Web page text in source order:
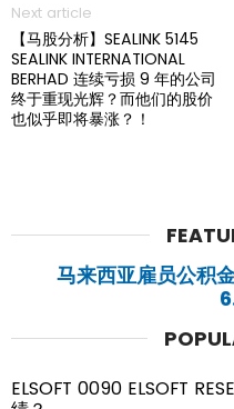
Next article
【马股分析】SEALINK 5145
SEALINK INTERNATIONAL
BERHAD 连续亏损 9 年的公司
终于重现光辉？而他们的股价
也似乎即将暴涨？！
马来西亚雇员公积
ELSOFT 0090 ELSOFT